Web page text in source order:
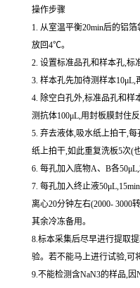
操作步骤
1. 从室温平衡20min后的铝
放回4℃。
2. 设置标准品孔和样本孔,标
3. 样本孔先加待测样本10μL,
4. 除空白孔外,标准品孔和样
测抗体100μL,用封板膜封住
5. 弃去液体,吸水纸上拍干,
纸上拍干,如此重复洗板5次(
6. 每孔加入底物A、B各
7. 每孔加入终止液
离心20分钟左右(2000- 3000
其余冷冻备用。
8.标本采集后尽早进行提取
验。若不能马上进行试验,可
9.不能检测含NaN3的样品,因